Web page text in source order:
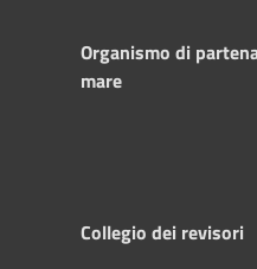
Organismo di
mare
Collegio dei revisori